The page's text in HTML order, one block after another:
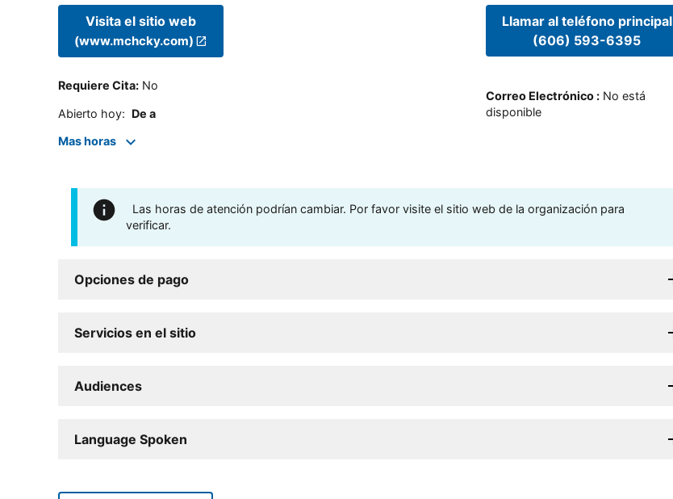
Visita el sitio web
(www.mchcky.com)
Requiere Cita: No
Abierto hoy: De a
Mas horas
Llamar al teléfono principal
(606) 593-6395
Correo Electrónico: No está
disponible
Las horas de atención podrían cambiar. Por favor visite el sitio web de la organización para
verificar.
Opciones de pago
Servicios en el sitio
Audiences
Language Spoken